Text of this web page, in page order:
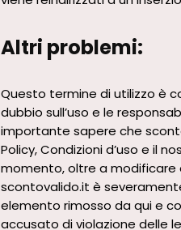
Altri problemi:
Questo termine di utilizzo è
dubbio sull’uso e le
importante sapere che
Policy, Condizioni d’uso e il
momento, oltre a modificare
scontovalido.it è
elemento rimosso da qui e
accusato di violazione delle